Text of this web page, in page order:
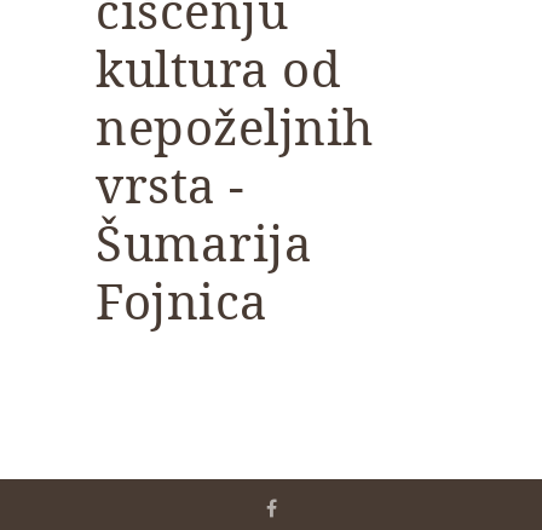
kultura od
nepoželjnih
vrsta -
Šumarija
Fojnica